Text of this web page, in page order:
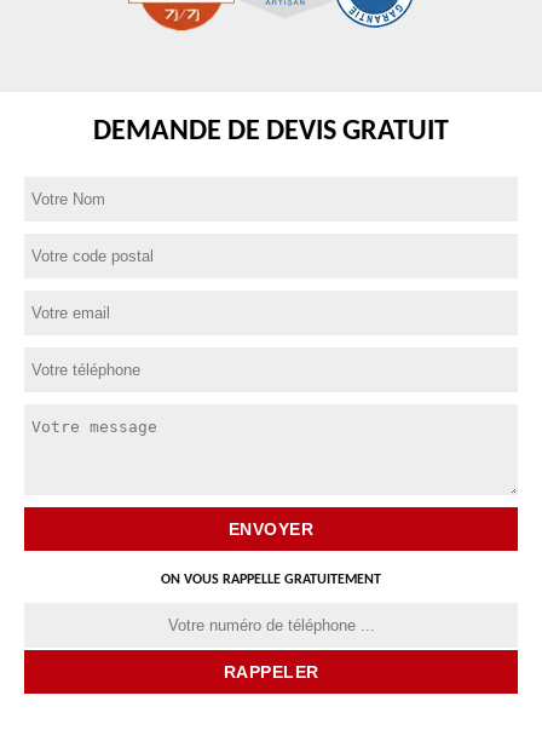
DEMANDE DE DEVIS GRATUIT
ON VOUS RAPPELLE GRATUITEMENT